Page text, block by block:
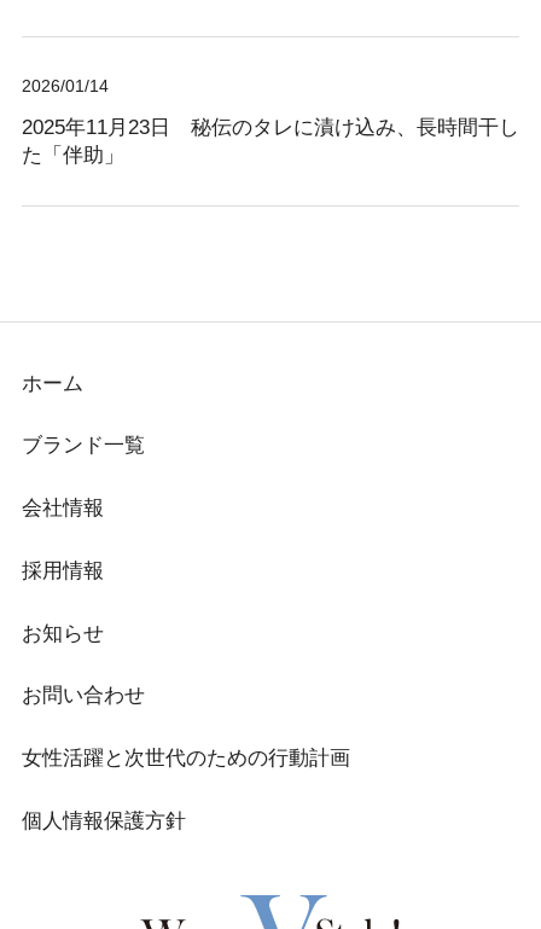
2026/01/14
2025年11月23日 秘伝のタレに漬け込み、長時間干し
た「伴助」
ホーム
ブランド一覧
会社情報
採用情報
お知らせ
お問い合わせ
女性活躍と次世代のための行動計画
個人情報保護方針